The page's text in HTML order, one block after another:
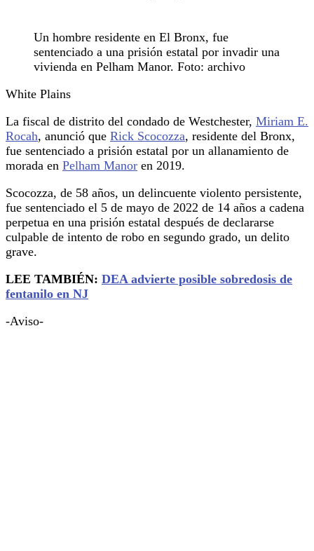
Un hombre residente en El Bronx, fue
sentenciado a una prisión estatal por invadir una
vivienda en Pelham Manor. Foto: archivo
White Plains
La fiscal de distrito del condado de Westchester, Miriam E.
Rocah, anunció que Rick Scocozza, residente del Bronx,
fue sentenciado a prisión estatal por un allanamiento de
morada en Pelham Manor en 2019.
Scocozza, de 58 años, un delincuente violento persistente,
fue sentenciado el 5 de mayo de 2022 de 14 años a cadena
perpetua en una prisión estatal después de declararse
culpable de intento de robo en segundo grado, un delito
grave.
LEE TAMBIÉN: DEA advierte posible sobredosis de
fentanilo en NJ
-Aviso-